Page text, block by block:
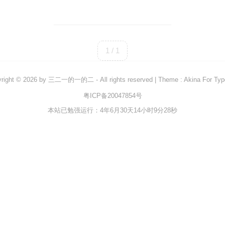
1 / 1
© 2026 by 三二一的一的二 - All rights reserved Theme : Akina For
粤ICP备20047854号
本站已勉强运行：4年6月30天14小时9分28秒